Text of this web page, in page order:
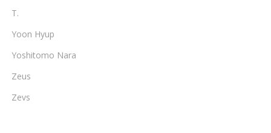
T.
Yoon Hyup
Yoshitomo Nara
Zeus
Zevs